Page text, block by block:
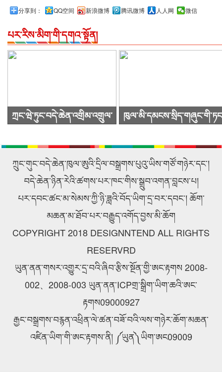
分享到： QQ空间 新浪微博 腾讯微博 人人网 微信
པར་རིས་མིག་གི་དགའ་སྟོན།
ཀྲང་ཝེ་ཏུང་བདེ་ཆེན་འགྲིམ་འགྲུལ་
ཕེབས་ནས་བརྟག་དཔྱད་གནང་བ།
འཚོགས།
ཀྲུང་གུང་བདེ་ཆེན་ཁུལ་ཨུའི་དྲིལ་བསྒྲགས་པུའུ་ཡིས་གཙོ་གཉེར་དང་།
བདེ་ཆེན་ཉིན་རེའི་ཚགས་པར་ཁང་གིས་སྒྲུབ་འགན་བླངས་པ།
པར་དབང་ཚང་མ་སེམས་ཀྱི་ཉི་ཟླའི་བོད་ཡིག་དྲ་བར་དབང་། ཆོག་
མཆན་མ་ཐོབ་པར་བརྒྱུད་འགོད་བྱས་མི་ཆོག
COPYRIGHT 2018 DESIGNNTEND ALL RIGHTS
RESERVRD
ཡུན་ནན་གསར་འགྱུར་དྲ་བའི་ཞིབ་རྩིས་སྔོན་གྱི་ཨང་རྟགས 2008-
002、2008-003 ཡུན་ནན་ICPགྲ་སྒྲིག་ཡིག་ཆའི་ཨང་
རྟགས09000927
རྒྱང་བསྒྲགས་བརྙན་འཕྲིན་ལེ་ཚན་བཟོ་བའི་ལས་གཉེར་ཆོག་མཆན་
འཛིན་ཡིག་གི་ཨང་རྟགས་ནི། ༼ཡུན༽ཡིག་ཨང09009